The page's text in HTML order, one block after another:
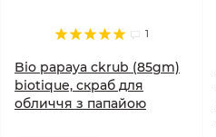
1
Bio papaya ckrub (85gm)
biotique, скраб для
обличчя з папайою